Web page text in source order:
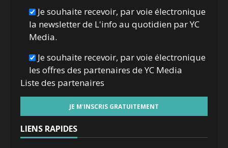
Je souhaite recevoir, par voie électronique
la newsletter de L'info au quotidien par YC
Media.
Je souhaite recevoir, par voie électronique
les offres des partenaires de YC Media
Liste des partenaires
LIENS RAPIDES